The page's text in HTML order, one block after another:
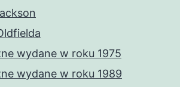
wydane w roku 1975
wydane w roku 1989